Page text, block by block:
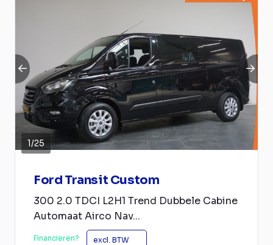
1/25
Ford Transit Custom
300 2.0 TDCI L2H1 Trend Dubbele Cabine
Automaat Airco Nav...
Financieren? excl. BTW